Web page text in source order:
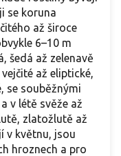
se koruna
až široce
6–10 m
šedá až zelenavě
až eliptické,
se souběžnými
v létě svěže až
zlatožlutě až
v květnu, jsou
hroznech a pro